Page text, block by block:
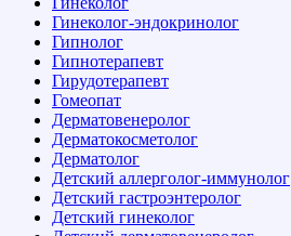
Гинеколог-эндокринолог
Гипнолог
Гипнотерапевт
Гирудотерапевт
Гомеопат
Дерматовенеролог
Дерматокосметолог
Дерматолог
Детский аллерголог-иммунолог
Детский гастроэнтеролог
Детский гинеколог